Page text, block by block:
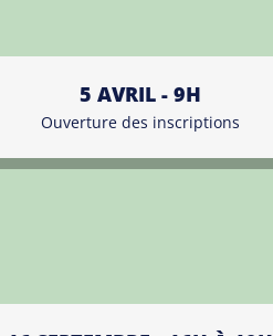
5 AVRIL - 9H
Ouverture des inscriptions